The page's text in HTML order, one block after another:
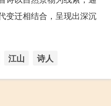
变迁相结合，呈现出深沉
江山 诗人